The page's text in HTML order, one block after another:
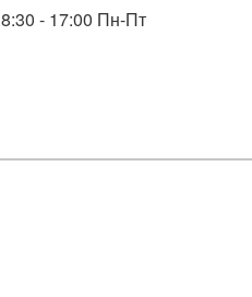
8:30 - 17:00 Пн-Пт